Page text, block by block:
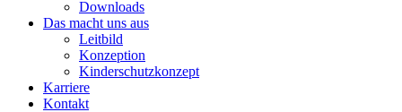
Downloads
Das macht uns aus
Leitbild
Konzeption
Kinderschutzkonzept
Karriere
Kontakt